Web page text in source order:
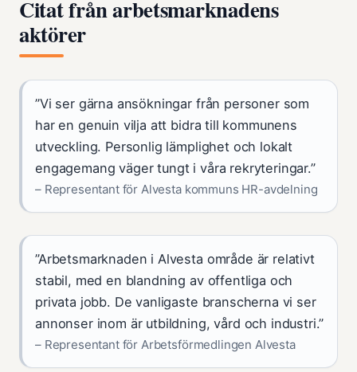
Citat från arbetsmarknadens
aktörer
”Vi ser gärna ansökningar från personer som
har en genuin vilja att bidra till kommunens
utveckling. Personlig lämplighet och lokalt
engagemang väger tungt i våra rekryteringar.”
– Representant för Alvesta kommuns HR-avdelning
”Arbetsmarknaden i Alvesta område är relativt
stabil, med en blandning av offentliga och
privata jobb. De vanligaste branscherna vi ser
annonser inom är utbildning, vård och industri.”
– Representant för Arbetsförmedlingen Alvesta